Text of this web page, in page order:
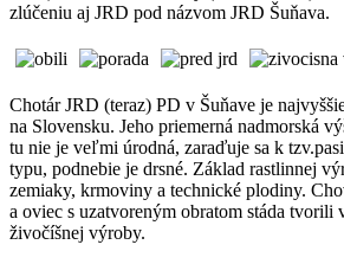
zlúčeniu aj JRD pod názvom JRD Šuňava.
Chotár JRD (teraz) PD v Šuňave je
na Slovensku. Jeho priemerná nadmorská
tu nie je veľmi úrodná, zaraďuje sa k
typu, podnebie je drsné. Základ rastlinnej
zemiaky, krmoviny a technické plodiny.
a oviec s uzatvoreným obratom stáda tvorili
živočíšnej výroby.